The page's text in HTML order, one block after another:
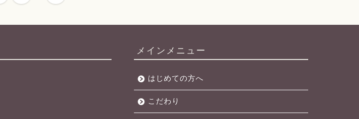
メインメニュー
はじめての方へ
こだわり